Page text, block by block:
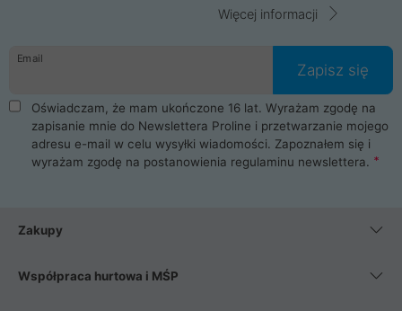
Więcej informacji
Email
Zapisz się
Oświadczam, że mam ukończone 16 lat. Wyrażam zgodę na
zapisanie mnie do Newslettera Proline i przetwarzanie mojego
adresu e-mail w celu wysyłki wiadomości. Zapoznałem się i
wyrażam zgodę na postanowienia regulaminu newslettera.
Zakupy
Współpraca hurtowa i MŚP